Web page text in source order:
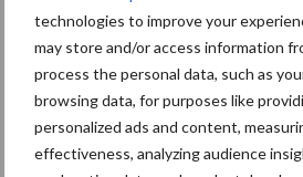
technologies to improve your
may store and/or access information
process the personal data, such as
browsing data, for purposes like
personalized ads and content,
effectiveness, analyzing audience
bemesting
Toon meer